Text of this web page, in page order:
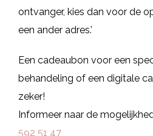
ontvanger, kies dan voor de
een ander adres.’
Een cadeaubon voor een
behandeling of een digitale
zeker!
Informeer naar de
592 51 47